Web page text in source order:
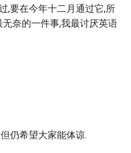
,要在今年十二月通过它,所
奈的一件事,我最讨厌英语
仍希望大家能体谅.